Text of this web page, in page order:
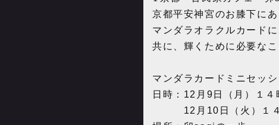
京都平安神宮のお膝下に
マンダラオラクルカード
共に、輝くために必要な
マンダラカードミニセッ
日時：12月9日（月）１４
12月10日（火）１４